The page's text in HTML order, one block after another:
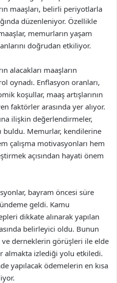
maaşları, belirli periyotlarla
düzenleniyor. Özellikle
memurların yaşam
doğrudan etkiliyor.
alacakları maaşların
oynadı. Enflasyon oranları,
koşullar, maaş artışlarının
faktörler arasında yer alıyor.
ilişkin değerlendirmeler,
buldu. Memurlar, kendilerine
çalışma motivasyonları hem
açısından hayati önem
bayram öncesi süre
geldi. Kamu
dikkate alınarak yapılan
belirleyici oldu. Bunun
ve derneklerin görüşleri ile elde
almakta izlediği yolu etkiledi.
yapılacak ödemelerin en kısa